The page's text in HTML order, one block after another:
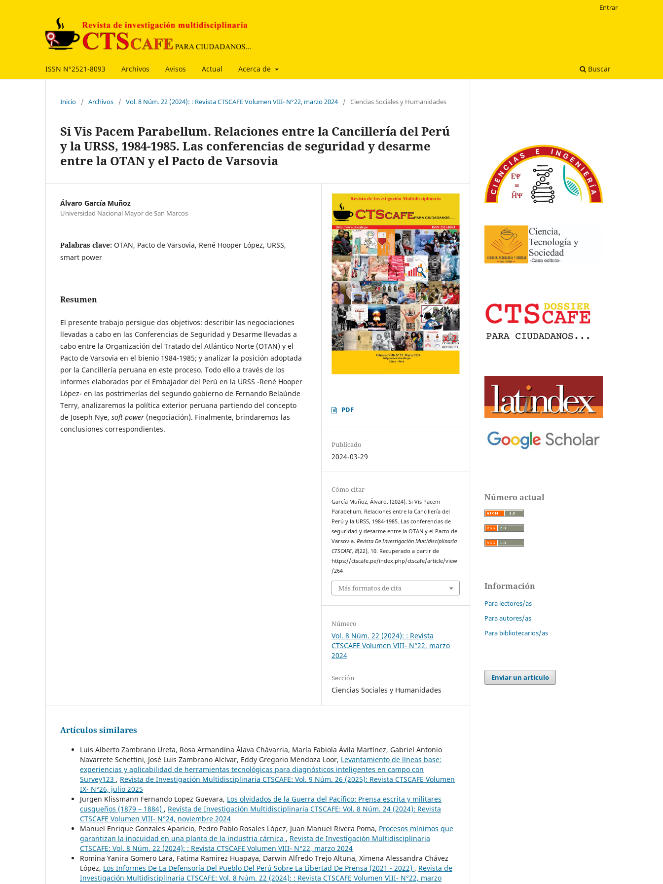
ISSN N°2521-8093 Archivos Avisos Actual Acerca de Buscar
Entrar
Inicio / Archivos / Vol. 8 Núm. 22 (2024): : Revista CTSCAFE Volumen VIII- N°22, marzo 2024 / Ciencias Sociales y Humanidades
Si Vis Pacem Parabellum. Relaciones entre la Cancillería del Perú
y la URSS, 1984-1985. Las conferencias de seguridad y desarme
entre la OTAN y el Pacto de Varsovia
Álvaro García Muñoz
Universidad Nacional Mayor de San Marcos
Palabras clave: OTAN, Pacto de Varsovia, René Hooper López, URSS,
smart power
Resumen
El presente trabajo persigue dos objetivos: describir las negociaciones
llevadas a cabo en las Conferencias de Seguridad y Desarme llevadas a
cabo entre la Organización del Tratado del Atlántico Norte (OTAN) y el
Pacto de Varsovia en el bienio 1984-1985; y analizar la posición adoptada
por la Cancillería peruana en este proceso. Todo ello a través de los
informes elaborados por el Embajador del Perú en la URSS -René Hooper
López- en las postrimerías del segundo gobierno de Fernando Belaúnde
Terry, analizaremos la política exterior peruana partiendo del concepto
de Joseph Nye, soft power (negociación). Finalmente, brindaremos las
conclusiones correspondientes.
PDF
Publicado
2024-03-29
Cómo citar
García Muñoz, Álvaro. (2024). Si Vis Pacem
Parabellum. Relaciones entre la Cancillería del
Perú y la URSS, 1984-1985. Las conferencias de
seguridad y desarme entre la OTAN y el Pacto de
Varsovia.Revista De Investigación Multidisciplinaria
CTSCAFE,8(22), 10. Recuperado a partir de
https://ctscafe.pe/index.php/ctscafe/article/view
/264
Más formatos de cita
Número
Vol. 8 Núm. 22 (2024): : Revista
CTSCAFE Volumen VIII- N°22, marzo
2024
Sección
Ciencias Sociales y Humanidades
Artículos similares
Luis Alberto Zambrano Ureta, Rosa Armandina Álava Chávarria, María Fabiola Ávila Martínez, Gabriel Antonio
Navarrete Schettini, José Luis Zambrano Alcívar, Eddy Gregorio Mendoza Loor, Levantamiento de líneas base:
experiencias y aplicabilidad de herramientas tecnológicas para diagnósticos inteligentes en campo con
Survey123 , Revista de Investigación Multidisciplinaria CTSCAFE: Vol. 9 Núm. 26 (2025): Revista CTSCAFE Volumen
IX- N°26, julio 2025
Jurgen Klissmann Fernando Lopez Guevara, Los olvidados de la Guerra del Pacífico: Prensa escrita y militares
cusqueños (1879 – 1884) , Revista de Investigación Multidisciplinaria CTSCAFE: Vol. 8 Núm. 24 (2024): Revista
CTSCAFE Volumen VIII- N°24, noviembre 2024
Manuel Enrique Gonzales Aparicio, Pedro Pablo Rosales López, Juan Manuel Rivera Poma, Procesos mínimos que
garantizan la inocuidad en una planta de la industria cárnica , Revista de Investigación Multidisciplinaria
CTSCAFE: Vol. 8 Núm. 22 (2024): : Revista CTSCAFE Volumen VIII- N°22, marzo 2024
Romina Yanira Gomero Lara, Fatima Ramirez Huapaya, Darwin Alfredo Trejo Altuna, Ximena Alessandra Chávez
López, Los Informes De La Defensoría Del Pueblo Del Perú Sobre La Libertad De Prensa (2021 - 2022) , Revista de
Investigación Multidisciplinaria CTSCAFE: Vol. 8 Núm. 22 (2024): : Revista CTSCAFE Volumen VIII- N°22, marzo
Número actual
Información
Para lectores/as
Para autores/as
Para bibliotecarios/as
Enviar un artículo